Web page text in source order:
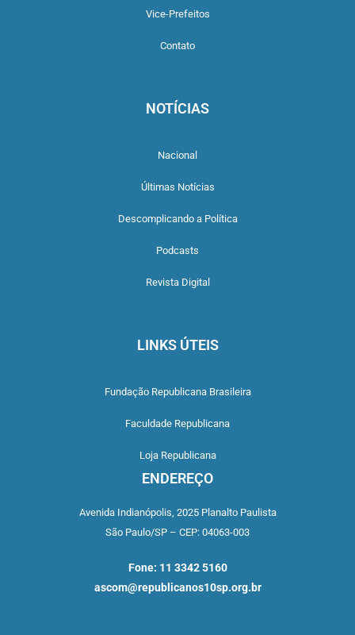
Vice-Prefeitos
Contato
NOTÍCIAS
Nacional
Últimas Notícias
Descomplicando a Política
Podcasts
Revista Digital
LINKS ÚTEIS
Fundação Republicana Brasileira
Faculdade Republicana
Loja Republicana
ENDEREÇO
Avenida Indianópolis, 2025 Planalto Paulista
São Paulo/SP – CEP: 04063-003
Fone: 11 3342 5160
ascom@republicanos10sp.org.br